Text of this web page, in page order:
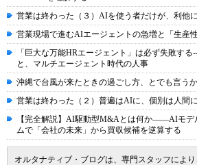
営業は終わった（３）AIを使う者だけが、利他
営業現場で進むAIエージェントの急増と「生産
「巨大な万能HRエージェント」は必ず失敗する
と、マルチエージェント時代の人事
沖縄で台風が来たときの過ごし方、とでも言うか
営業は終わった（２）普遍はAIに、個別は人間に
【完全解説】AI駆動型M&Aとは何か――AIモデ
ムで「会社の未来」から買収候補を逆算する
オルタナティブ・ブログは、専門スタッフによ